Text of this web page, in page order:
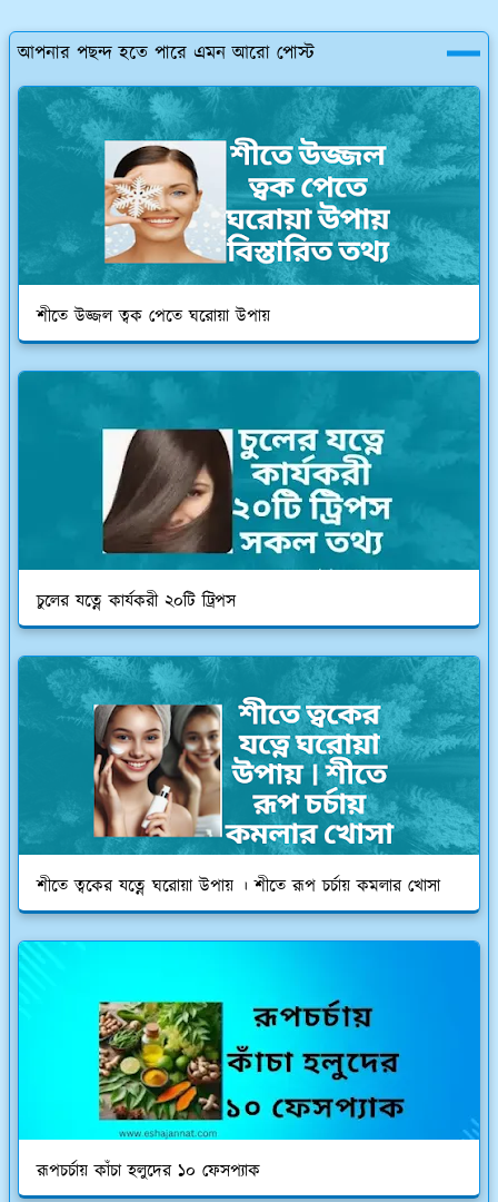
আপনার পছন্দ হতে পারে এমন আরো পোস্ট
শীতে উজ্জল ত্বক পেতে ঘরোয়া উপায়
চুলের যত্নে কার্যকরী ২০টি ট্রিপস
শীতে ত্বকের যত্নে ঘরোয়া উপায় । শীতে রূপ চর্চায় কমলার খোসা
রূপচর্চায় কাঁচা হলুদের ১০ ফেসপ্যাক